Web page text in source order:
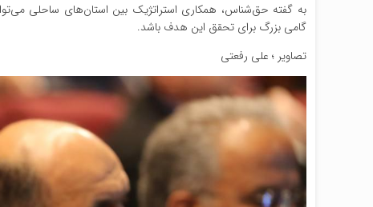
به گفته حق‌شناس، همکاری استراتژیک بین استان‌های ساحلی
گامی بزرگ برای تحقق این هدف باشد.
تصاویر ؛ علی رفعتی